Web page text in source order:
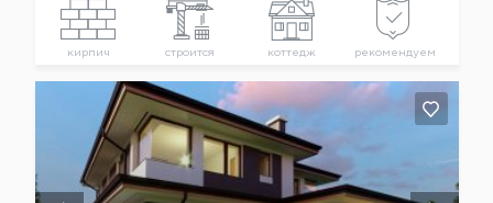
кирпич строится коттедж рекомендуем